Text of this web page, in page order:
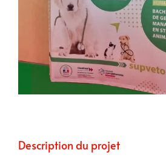
Description du projet